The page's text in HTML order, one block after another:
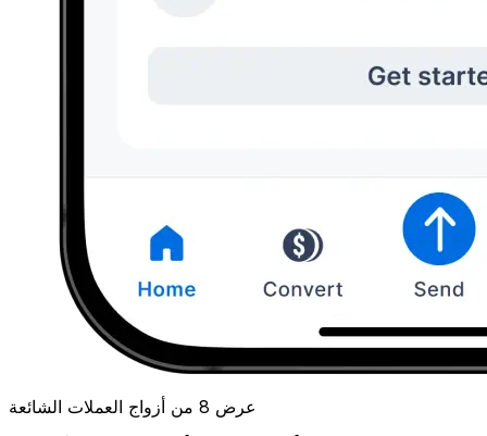
عرض 8 من أزواج العملات الشائعة